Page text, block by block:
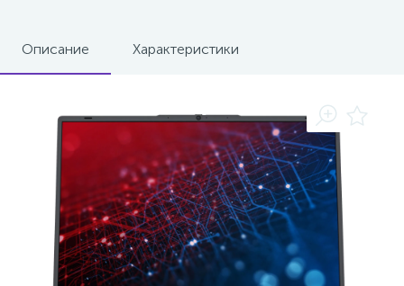
Описание Характеристики